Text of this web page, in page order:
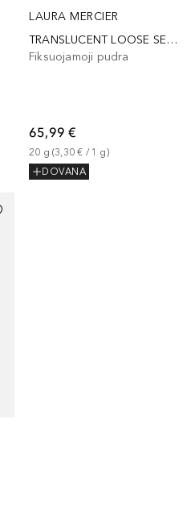
LAURA MERCIER
TRANSLUCENT LOOSE SETTING POWDER ULTRA BLUR
Fiksuojamoji pudra
65,99 €
20 g (3,30 € / 1 g)
DOVANA